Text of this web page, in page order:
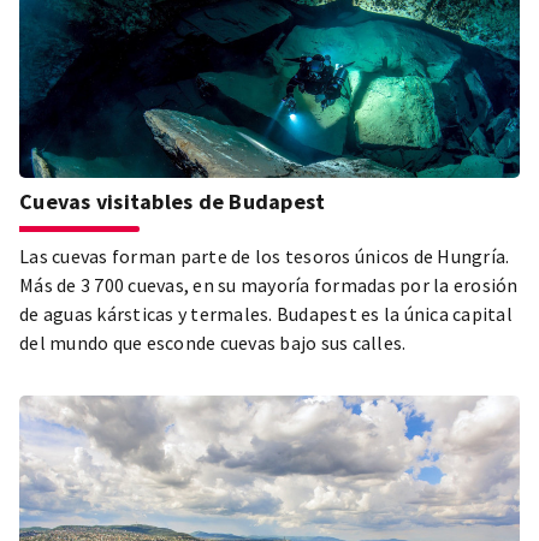
Cuevas visitables de Budapest
Las cuevas forman parte de los tesoros únicos de Hungría.
Más de 3 700 cuevas, en su mayoría formadas por la erosión
de aguas kársticas y termales. Budapest es la única capital
del mundo que esconde cuevas bajo sus calles.